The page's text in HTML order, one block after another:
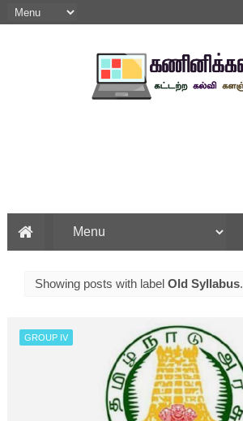
Showing posts with label Old Syllabus.
GROUP IV